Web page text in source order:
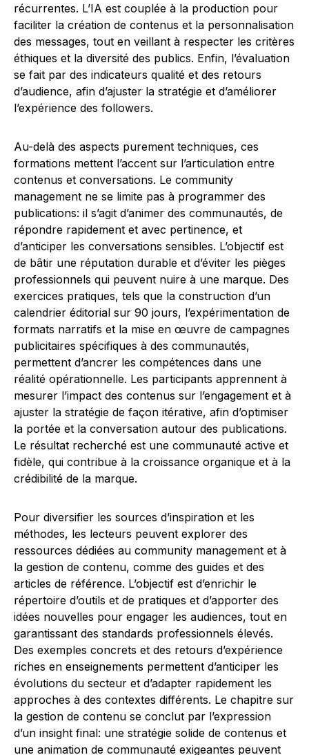
récurrentes. L’IA est couplée à la production pour
faciliter la création de contenus et la personnalisation
des messages, tout en veillant à respecter les critères
éthiques et la diversité des publics. Enfin, l’évaluation
se fait par des indicateurs qualité et des retours
d’audience, afin d’ajuster la stratégie et d’améliorer
l’expérience des followers.
Au-delà des aspects purement techniques, ces
formations mettent l’accent sur l’articulation entre
contenus et conversations. Le community
management ne se limite pas à programmer des
publications: il s’agit d’animer des communautés, de
répondre rapidement et avec pertinence, et
d’anticiper les conversations sensibles. L’objectif est
de bâtir une réputation durable et d’éviter les pièges
professionnels qui peuvent nuire à une marque. Des
exercices pratiques, tels que la construction d’un
calendrier éditorial sur 90 jours, l’expérimentation de
formats narratifs et la mise en œuvre de campagnes
publicitaires spécifiques à des communautés,
permettent d’ancrer les compétences dans une
réalité opérationnelle. Les participants apprennent à
mesurer l’impact des contenus sur l’engagement et à
ajuster la stratégie de façon itérative, afin d’optimiser
la portée et la conversation autour des publications.
Le résultat recherché est une communauté active et
fidèle, qui contribue à la croissance organique et à la
crédibilité de la marque.
Pour diversifier les sources d’inspiration et les
méthodes, les lecteurs peuvent explorer des
ressources dédiées au community management et à
la gestion de contenu, comme des guides et des
articles de référence. L’objectif est d’enrichir le
répertoire d’outils et de pratiques et d’apporter des
idées nouvelles pour engager les audiences, tout en
garantissant des standards professionnels élevés.
Des exemples concrets et des retours d’expérience
riches en enseignements permettent d’anticiper les
évolutions du secteur et d’adapter rapidement les
approches à des contextes différents. Le chapitre sur
la gestion de contenu se conclut par l’expression
d’un insight final: une stratégie solide de contenus et
une animation de communauté exigeantes peuvent